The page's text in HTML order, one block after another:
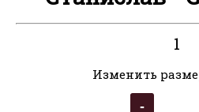
1
Изменить